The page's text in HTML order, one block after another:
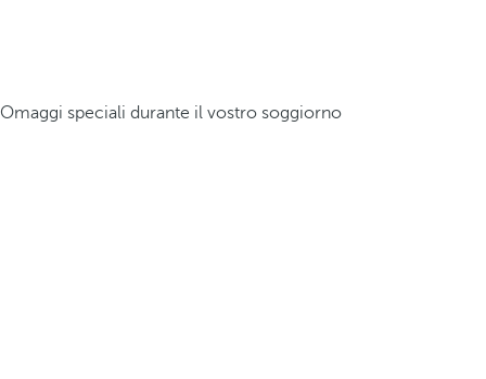
Omaggi speciali durante il vostro soggiorno